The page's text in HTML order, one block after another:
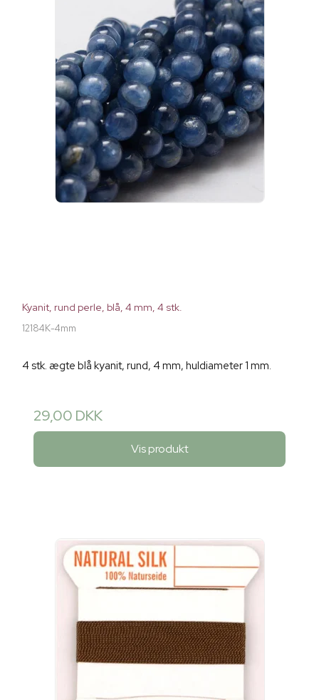
Kyanit, rund perle, blå, 4 mm, 4 stk.
12184K-4mm
4 stk. ægte blå kyanit, rund, 4 mm, huldiameter 1 mm.
29,00 DKK
Vis produkt